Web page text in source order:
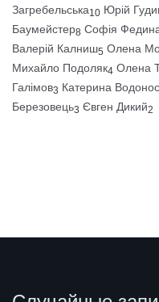
Загребельська10 Юрій
Баумейстер8 Софія
Валерій Калниш5 Олена
Михайло Подоляк4 Олена
Галімов3 Катерина
Березовець3 Євген Дикий2